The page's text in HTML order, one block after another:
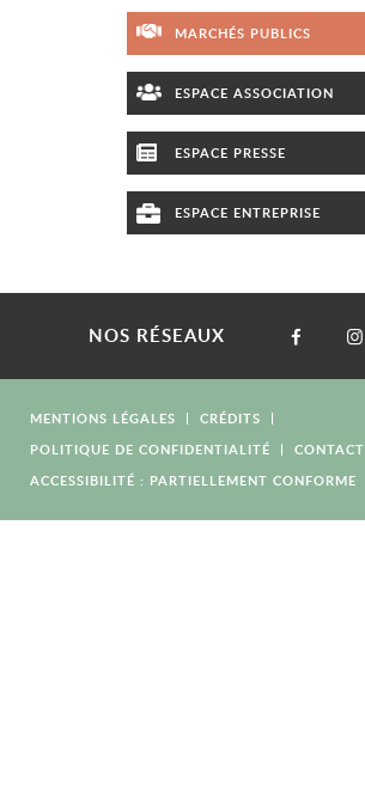
MARCHÉS PUBLICS
ESPACE ASSOCIATION
ESPACE PRESSE
ESPACE ENTREPRISE
NOS RÉSEAUX
MENTIONS LÉGALES
CRÉDITS
POLITIQUE DE CONFIDENTIALITÉ
CONTACT
ACCESSIBILITÉ : PARTIELLEMENT CONFORME